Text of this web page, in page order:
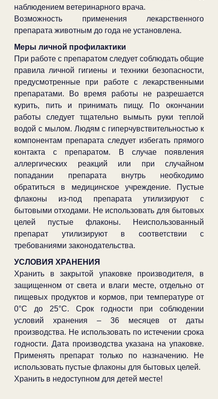
наблюдением ветеринарного врача.
Возможность применения лекарственного
препарата животным до года не установлена.
Меры личной профилактики
При работе с препаратом следует соблюдать общие
правила личной гигиены и техники безопасности,
предусмотренные при работе с лекарственными
препаратами. Во время работы не разрешается
курить, пить и принимать пищу. По окончании
работы следует тщательно вымыть руки теплой
водой с мылом. Людям с гиперчувствительностью к
компонентам препарата следует избегать прямого
контакта с препаратом. В случае появления
аллергических реакций или при случайном
попадании препарата внутрь необходимо
обратиться в медицинское учреждение. Пустые
флаконы из-под препарата утилизируют с
бытовыми отходами. Не использовать для бытовых
целей пустые флаконы. Неиспользованный
препарат утилизируют в соответствии с
требованиями законодательства.
УСЛОВИЯ ХРАНЕНИЯ
Хранить в закрытой упаковке производителя, в
защищенном от света и влаги месте, отдельно от
пищевых продуктов и кормов, при температуре от
0°С до 25°С. Срок годности при соблюдении
условий хранения – 36 месяцев от даты
производства. Не использовать по истечении срока
годности. Дата производства указана на упаковке.
Применять препарат только по назначению. Не
использовать пустые флаконы для бытовых целей.
Хранить в недоступном для детей месте!